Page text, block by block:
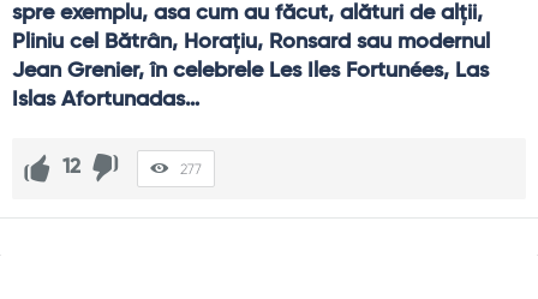
spre exemplu, asa cum au făcut, alături de alții,
Pliniu cel Bătrân, Horațiu, Ronsard sau modernul
Jean Grenier, în celebrele Les Iles Fortunées, Las
Islas Afortunadas…
12 277